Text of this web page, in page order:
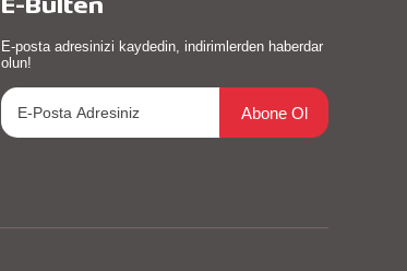
E-Bülten
E-posta adresinizi kaydedin, indirimlerden haberdar
olun!
Abone Ol